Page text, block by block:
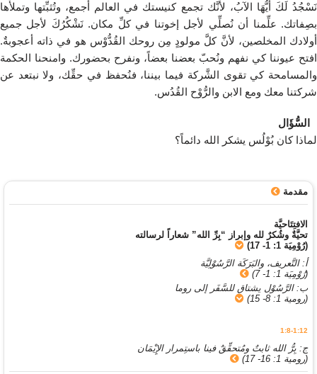
نَسْجُدُ لَكَ أَيُّهَا الآبُ، لأنَّك تجمع كنيستك في العالم أجمع، وتُثبِّتها وتملأُها
بصِفاتك. علِّمنا أن نُصلِّي لأجل إخوتنا في كلِّ مكان. نَشْكُرُكَ لأجل جميع
أولادك المخلصين، لأنَّ كلَّ مولودٍ مِن روحك القُدُّوْس هو في ذاته أعجوبةٌ.
افتح عيوننا كي نفهم ونُحبّ بعضنا بعضاً، ونفرح بحضورك. وامنحنا الحكمة
والمسامحة كي تقوى الشَّركة فيما بيننا، فنُحفظ في حقِّك، ولا نبتعد عن
شركتنا معك ومع الابن والرُّوْح القُدُس.
السُّؤَال
لماذا كان بُوْلُس يشكر الله دائماً؟
مقدمة
الافتِتَاحيَّة
تحيَّةٌ وشُكرٌ لله وإبراز “بِرِّ الله” شعاراً لرسالته
(رُوْمِيَة 1: 1- 17)
أ: التَّعريف، والبَرَكَة الرَّسُوْلِيَّة
(رُوْمِيَة 1: 1- 7)
ب: الرَّسُوْل يشتاق للسَّفَر إلى روما
(رومية 1: 8- 15)
1:8-1:12
ج: بِرُّ الله ثابتٌ ومُتحقِّقٌ فينا باستِمرار الإِيْمَان
(رومية 1: 16- 17)